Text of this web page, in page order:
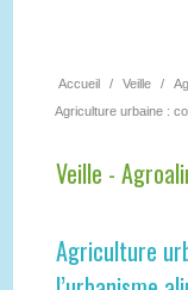
Accueil / Veille /
Agriculture urbaine :
Veille -
Agriculture